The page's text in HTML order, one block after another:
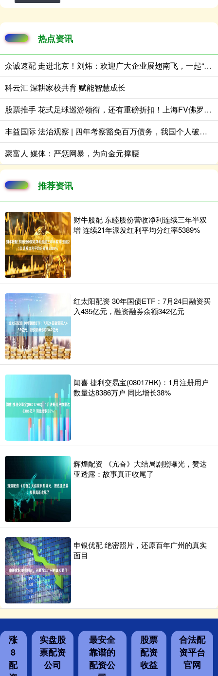
热点资讯
众诚速配 走进北京！刘炜：欢迎广大企业展翅南飞，一起“来南沙，创未来”
科云汇 深耕家校共育 赋能智慧成长
股票推手 花式足球巡游领衔，还有重磅折扣！上海FV佛罗伦萨小镇开启夏日主题活动
丰益国际 法治观察 | 四年考察豁免百万债务，我国个人破产首案带来哪些启示？
聚富人 媒体：严惩网暴，为向金元撑腰
推荐资讯
财牛股配 东睦股份营收净利连续三年半双
增 连续21年派发红利平均分红率5389%
红太阳配资 30年国债ETF：7月24日融资买
入435亿元，融资融券余额342亿元
闻喜 捷利交易宝(08017HK)：1月注册用户
数量达8386万户 同比增长38%
辉煌配资 《亢奋》大结局剧照曝光，赞达
亚透露：故事真正收尾了
申银优配 绝密照片，还原百年广州的真实
面目
涨
8
配
实盘股
票配资
公司
最安全
靠谱的
配资公
股票
配资
收益
合法配
资平台
官网